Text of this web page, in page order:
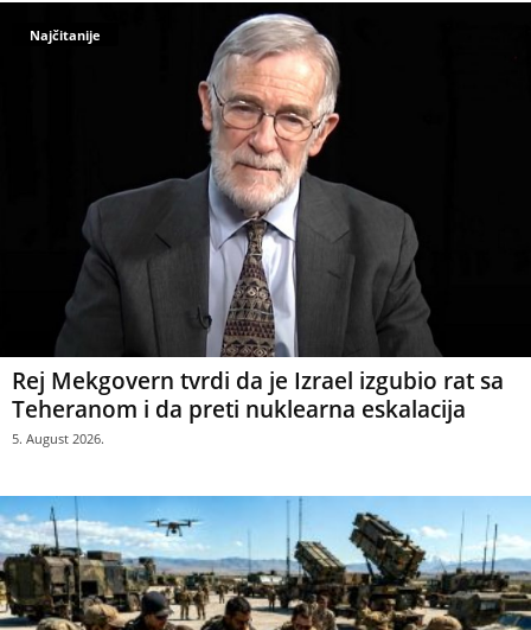
Najčitanije
Rej Mekgovern tvrdi da je Izrael izgubio rat sa
Teheranom i da preti nuklearna eskalacija
5. August 2026.